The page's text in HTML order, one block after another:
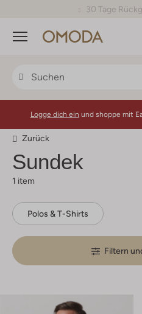
30 Tage
Menü
Logge dich ein und shoppe mit
Zurück
Sundek
1 item
Polos & T-Shirts
Filtern